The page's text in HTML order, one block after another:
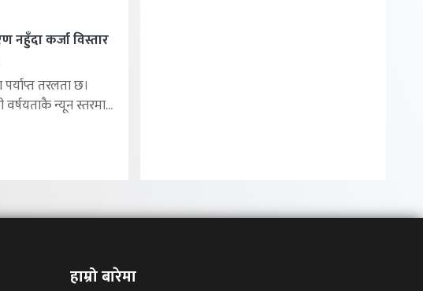
नहुँदा कर्जा विस्तार
तरलता छ।
न्यून स्तरमा...
हाम्रो बारेमा